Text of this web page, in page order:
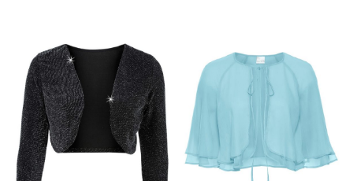
GRANATOWO
SREBRNE BŁYSZCZĄCE
BOLERKO
RÓŻOWE BŁYSZCZĄCE
BOLERKO